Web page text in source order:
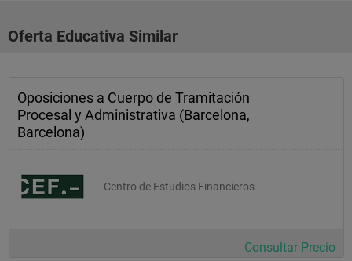
Oferta Educativa Similar
Oposiciones a Cuerpo de Tramitación
Procesal y Administrativa (Barcelona,
Barcelona)
Centro de Estudios Financieros
Consultar Precio